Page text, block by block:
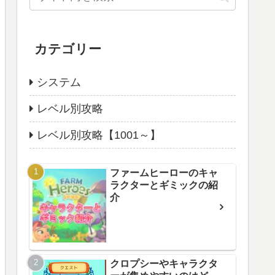
カテゴリー
システム
レベル別攻略
レベル別攻略【1001～】
ファームヒーローのキャ
ラクターとギミックの紹
介
クロプシーやキャラクタ